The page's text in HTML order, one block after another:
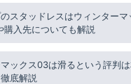
スタッドレスはウィンターマ
購入先についても解説
ックス03は滑るという評判
底解説